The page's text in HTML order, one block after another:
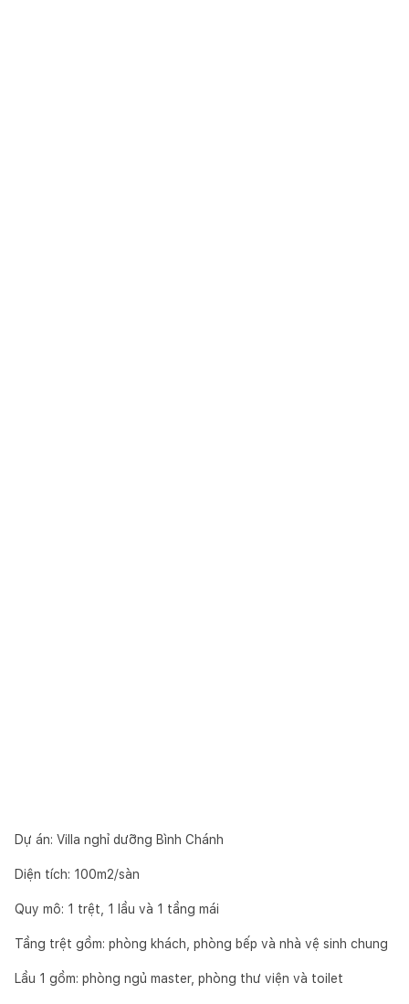
Dự án: Villa nghỉ dưỡng Bình Chánh
Diện tích: 100m2/sàn
Quy mô: 1 trệt, 1 lầu và 1 tầng mái
Tầng trệt gồm: phòng khách, phòng bếp và nhà vệ sinh chung
Lầu 1 gồm: phòng ngủ master, phòng thư viện và toilet